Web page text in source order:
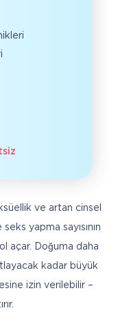
ve artan cinsel
yapma sayısının
açar. Doğuma daha
kadar büyük
izin verilebilir –